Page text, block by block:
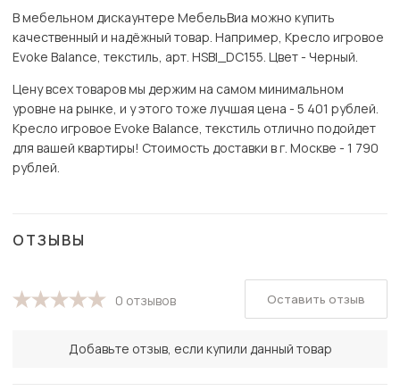
В мебельном дискаунтере МебельВиа можно купить
качественный и надёжный товар. Например, Кресло игровое
Evoke Balance, текстиль, арт. HSBI_DC155. Цвет - Черный.
Цену всех товаров мы держим на самом минимальном
уровне на рынке, и у этого тоже лучшая цена - 5 401 рублей.
Кресло игровое Evoke Balance, текстиль отлично подойдет
для вашей квартиры! Стоимость доставки в г. Москве - 1 790
рублей.
ОТЗЫВЫ
0 отзывов
Добавьте отзыв, если купили данный товар
Оставить отзыв